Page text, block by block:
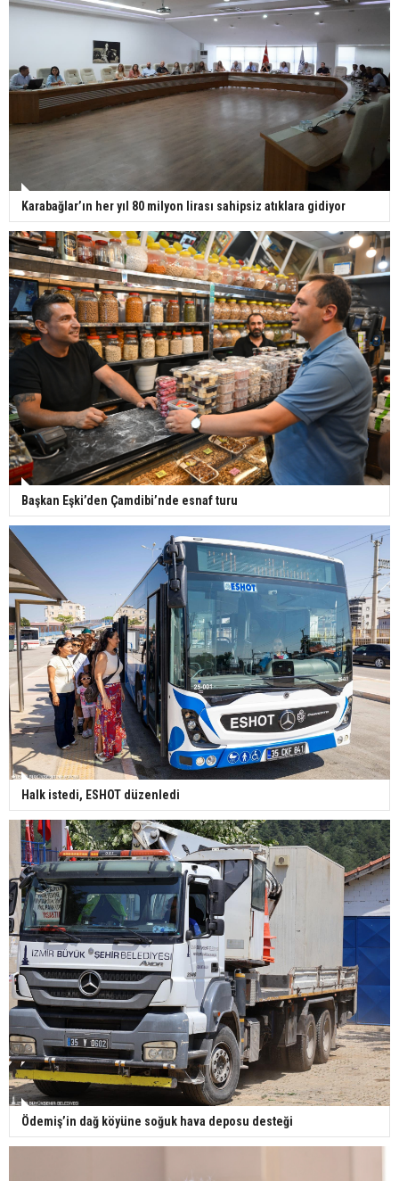
Karabağlar’ın her yıl 80 milyon lirası sahipsiz atıklara gidiyor
Başkan Eşki’den Çamdibi’nde esnaf turu
Halk istedi, ESHOT düzenledi
Ödemiş’in dağ köyüne soğuk hava deposu desteği